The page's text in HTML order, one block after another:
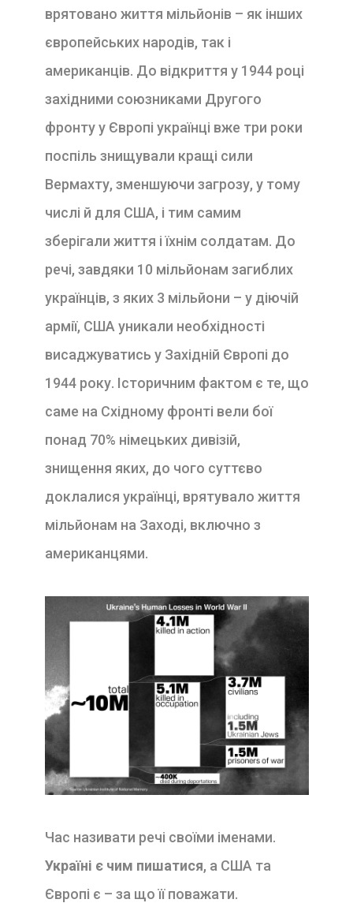
врятовано життя мільйонів – як інших
європейських народів, так і
американців. До відкриття у 1944 році
західними союзниками Другого
фронту у Європі українці вже три роки
поспіль знищували кращі сили
Вермахту, зменшуючи загрозу, у тому
числі й для США, і тим самим
зберігали життя і їхнім солдатам. До
речі, завдяки 10 мільйонам загиблих
українців, з яких 3 мільйони – у діючій
армії, США уникали необхідності
висаджуватись у Західній Європі до
1944 року. Історичним фактом є те, що
саме на Східному фронті вели бої
понад 70% німецьких дивізій,
знищення яких, до чого суттєво
доклалися українці, врятувало життя
мільйонам на Заході, включно з
американцями.
Час називати речі своїми іменами.
Україні є чим пишатися, а США та
Європі є – за що її поважати.